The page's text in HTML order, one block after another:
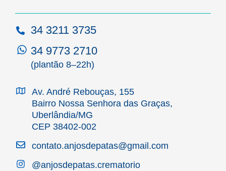
34 3211 3735
34 9773 2710
(plantão 8–22h)
Av. André Rebouças, 155
Bairro Nossa Senhora das Graças,
Uberlândia/MG
CEP 38402-002
contato.anjosdepatas@gmail.com
@anjosdepatas.crematorio